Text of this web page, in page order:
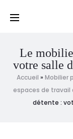
par sms
Le
votre salle
Accueil » Mobilier
espaces de travail
détente :